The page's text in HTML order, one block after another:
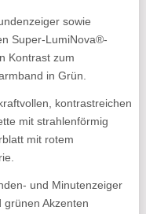
sowie
Super-LumiNova®-
Kontrast zum
in Grün.
kontrastreichen
mit strahlenförmig
mit rotem
und Minutenzeiger
grünen Akzenten